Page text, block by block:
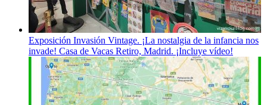
Exposición Invasión Vintage. ¡La nostalgia de la infancia nos
invade! Casa de Vacas Retiro, Madrid. ¡Incluye vídeo!